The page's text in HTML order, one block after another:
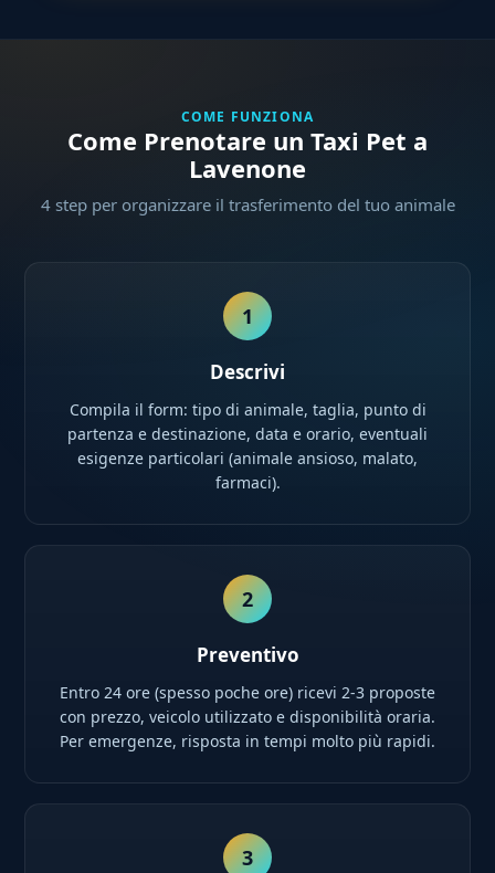
COME FUNZIONA
Come Prenotare un Taxi Pet a
Lavenone
4 step per organizzare il trasferimento del tuo animale
1
Descrivi
Compila il form: tipo di animale, taglia, punto di
partenza e destinazione, data e orario, eventuali
esigenze particolari (animale ansioso, malato,
farmaci).
2
Preventivo
Entro 24 ore (spesso poche ore) ricevi 2-3 proposte
con prezzo, veicolo utilizzato e disponibilità oraria.
Per emergenze, risposta in tempi molto più rapidi.
3